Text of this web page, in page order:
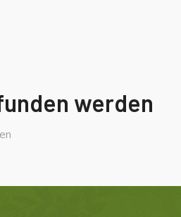
werden